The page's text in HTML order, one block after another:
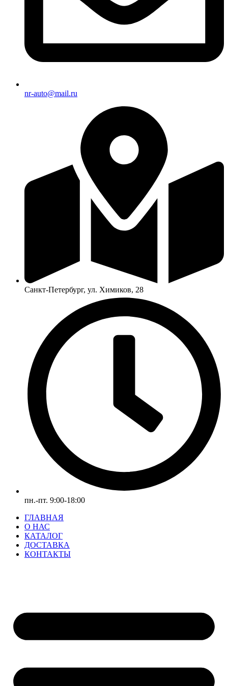
nr-auto@mail.ru
Санкт-Петербург, ул. Химиков, 28
пн.-пт. 9:00-18:00
ГЛАВНАЯ
О НАС
КАТАЛОГ
ДОСТАВКА
КОНТАКТЫ